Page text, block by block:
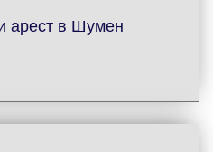
арест в Шумен